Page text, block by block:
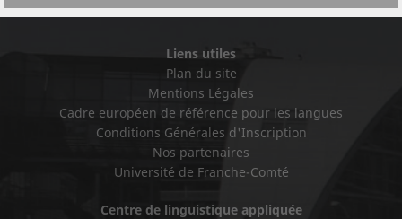
Liens utiles
Plan du site
Mentions Légales
Cadre européen de référence pour les langues
Conditions Générales d'Inscription
Nos partenaires
Université de Franche-Comté
Centre de linguistique appliquée